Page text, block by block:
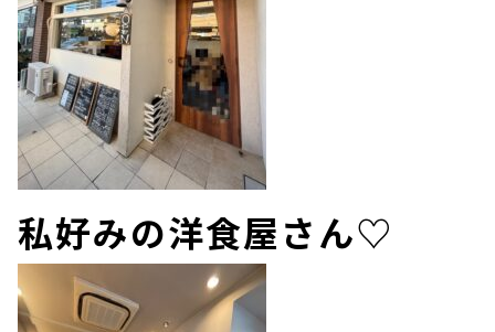
私好みの洋食屋さん♡